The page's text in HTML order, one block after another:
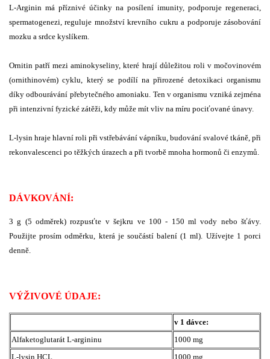
L-Arginin má příznivé účinky na posílení imunity, podporuje regeneraci,
spermatogenezi, reguluje množství krevního cukru a podporuje zásobování
mozku a srdce kyslíkem.
Ornitin patří mezi aminokyseliny, které hrají důležitou roli v močovinovém
(ornithinovém) cyklu, který se podílí na přirozené detoxikaci organismu
díky odbourávání přebytečného amoniaku. Ten v organismu vzniká zejména
při intenzivní fyzické zátěži, kdy může mít vliv na míru pociťované únavy.
L-lysin hraje hlavní roli při vstřebávání vápníku, budování svalové tkáně, při
rekonvalescenci po těžkých úrazech a při tvorbě mnoha hormonů či enzymů.
DÁVKOVÁNÍ:
3 g (5 odměrek) rozpusťte v šejkru ve 100 - 150 ml vody nebo šťávy.
Použijte prosím odměrku, která je součástí balení (1 ml). Užívejte 1 porci
denně.
VÝŽIVOVÉ ÚDAJE:
v 1 dávce:
Alfaketoglutarát L-argininu
1000 mg
L-lysin HCL
1000 mg